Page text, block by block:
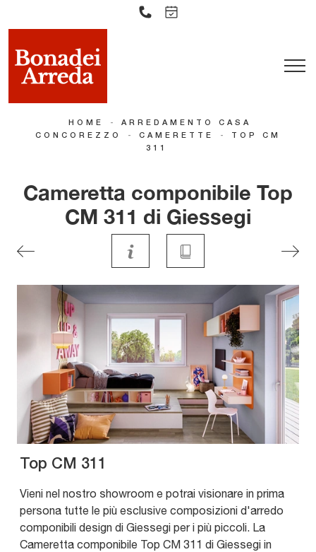
HOME -
ARREDAMENTO CASA
CONCOREZZO
- CAMERETTE -
TOP CM
311
Cameretta componibile Top
CM 311 di Giessegi
Top CM 311
Vieni nel nostro showroom e potrai visionare in prima
persona tutte le più esclusive composizioni d'arredo
componibili design di Giessegi per i più piccoli. La
Cameretta componibile Top CM 311 di Giessegi in